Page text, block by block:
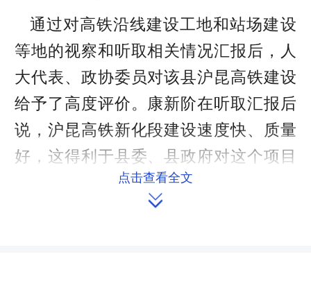
通过对高铁沿线建设工地和站场建设
等地的视察和听取相关情况汇报后，人
大代表、政协委员对该县沪昆高铁建设
给予了高度评价。康新阶在听取汇报后
说，沪昆高铁新化段建设速度快、质量
好，这得利于县委、县政府对这个项目
的高度重视，对项目的大力支持和服
务。高铁指挥部人员从征地拆迁、调处
点击查看全文
